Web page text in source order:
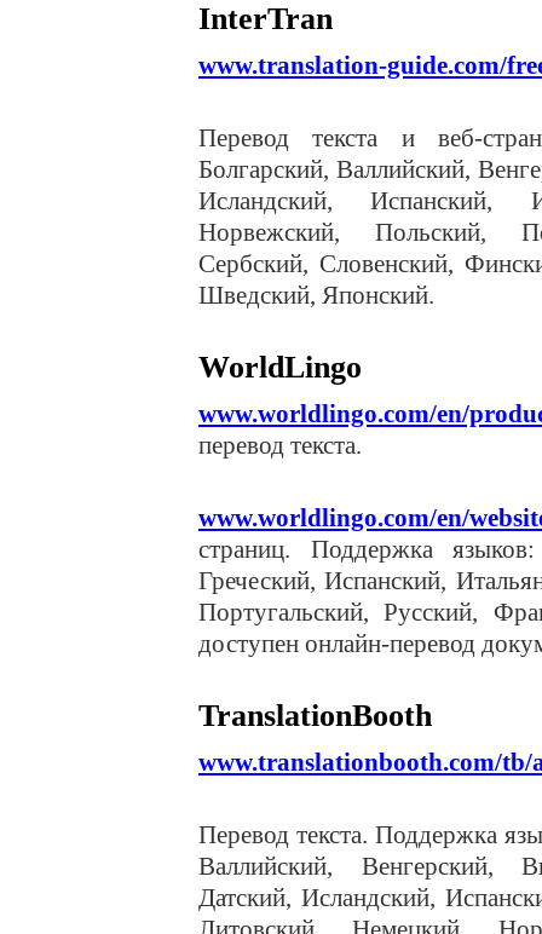
InterTran
www.translation-guide.com/
Перевод текста и веб-
Болгарский, Валлийский,
Исландский, Испанский,
Норвежский, Польский,
Сербский, Словенский,
Шведский, Японский.
WorldLingo
www.worldlingo.com/en/
перевод текста.
www.worldlingo.com/en/
страниц. Поддержка
Греческий, Испанский,
Португальский, Русский,
доступен онлайн-перевод
TranslationBooth
www.translationbooth.com/
Перевод текста. Поддержка
Валлийский, Венгерский,
Датский, Исландский,